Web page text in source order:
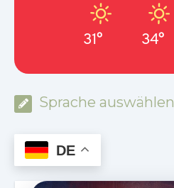
31° 34°
Sprache auswählen
DE